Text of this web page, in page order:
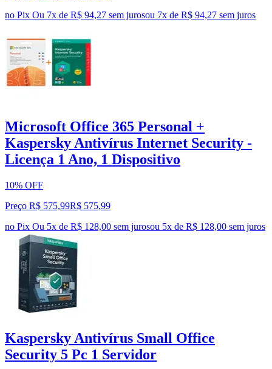
no Pix Ou 7x de R$ 94,27 sem jurosou 7x de R$ 94,27 sem juros
Microsoft Office 365 Personal +
Kaspersky Antivírus Internet Security -
Licença 1 Ano, 1 Dispositivo
10% OFF
Preço R$ 575,99R$ 575,99
no Pix Ou 5x de R$ 128,00 sem jurosou 5x de R$ 128,00 sem juros
Kaspersky Antivírus Small Office
Security 5 Pc 1 Servidor